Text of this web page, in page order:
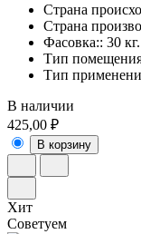
Страна
Страна
Фасовка:: 30 кг.
Тип
Тип
В наличии
425,00 ₽
В корзину
Хит
Советуем